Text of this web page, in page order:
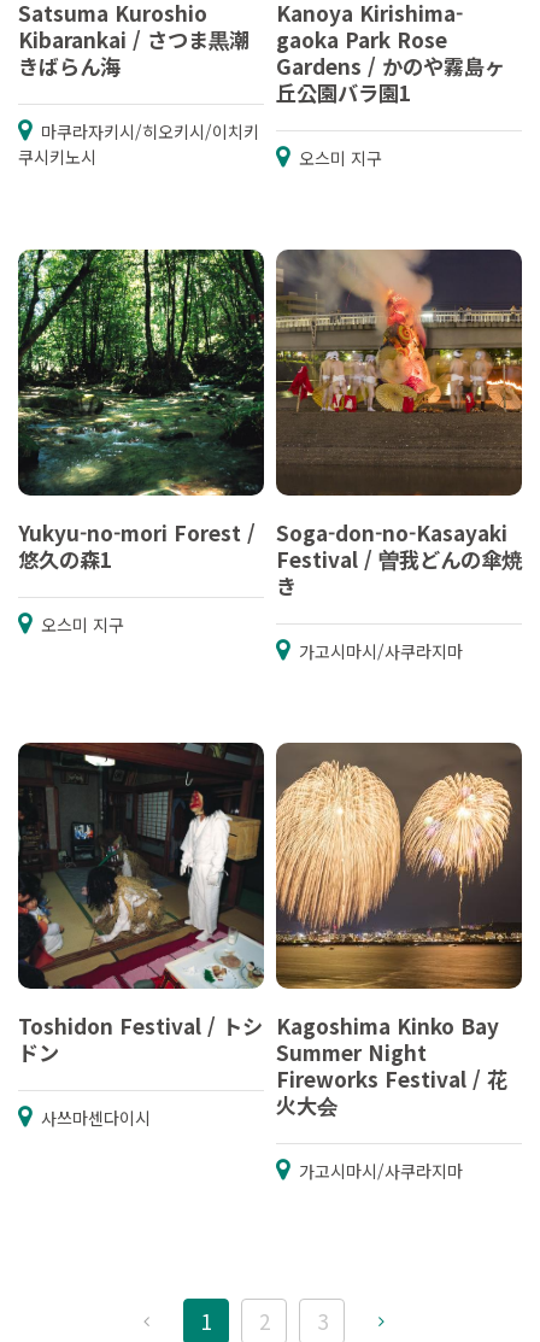
Satsuma Kuroshio
Kibarankai / さつま黒潮
きばらん海
마쿠라자키시/히오키시/이치키
쿠시키노시
Kanoya Kirishima-
gaoka Park Rose
Gardens / かのや霧島ヶ
丘公園バラ園1
오스미 지구
Yukyu-no-mori Forest /
悠久の森1
오스미 지구
Soga-don-no-Kasayaki
Festival / 曽我どんの傘焼
き
가고시마시/사쿠라지마
Toshidon Festival / トシ
ドン
사쓰마센다이시
Kagoshima Kinko Bay
Summer Night
Fireworks Festival / 花
火大会
가고시마시/사쿠라지마
1 2 3